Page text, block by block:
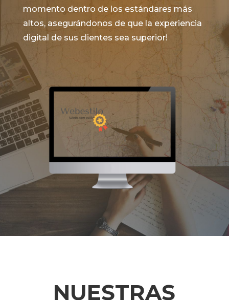
momento dentro de los estándares más
altos, asegurándonos de que la experiencia
digital de sus clientes sea superior!
NUESTRAS